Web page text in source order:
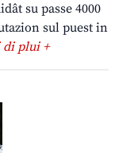
su passe 4000
sul puest in
plui +